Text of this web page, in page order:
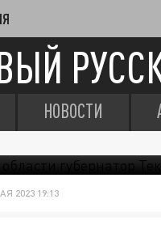
НОВОСТИ
2023 19:13